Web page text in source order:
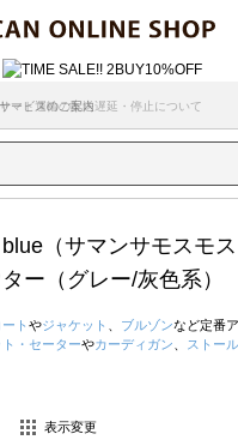
マト運輸の配送遅延・停止について
ービスのご案内
（サマンサモスモ
ー（グレー/灰色系）
ート やジャケット ブルゾンなど定番
ト・セーターやカーディガン ストー
表示変更